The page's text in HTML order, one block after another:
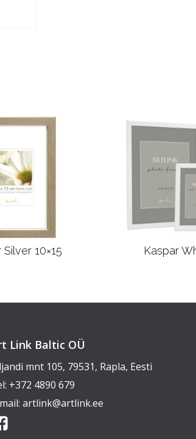
10×15 Kaspar
Link Baltic OÜ
mnt 105, 79531, Rapla, Eesti
+372 4890 679
artlink@artlink.ee